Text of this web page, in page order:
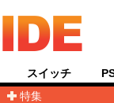
特集
スイッチ